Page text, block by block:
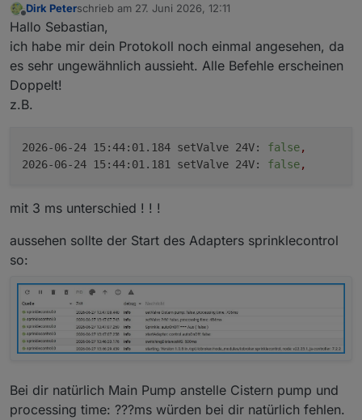
Offline
Dirk Peterschrieb am 27. Juni 2026, 12:11
zuletzt editiert von
Hallo Sebastian,
ich habe mir dein Protokoll noch einmal angesehen, da
es sehr ungewähnlich aussieht. Alle Befehle erscheinen
Doppelt!
z.B.
2026-06-24 15:44:01.184 setValve 24V: false,
2026-06-24 15:44:01.181 setValve 24V:
false,
mit 3 ms unterschied ! ! !
aussehen sollte der Start des Adapters sprinklecontrol
so:
Bei dir natürlich Main Pump anstelle Cistern pump und
processing time: ???ms würden bei dir natürlich fehlen.